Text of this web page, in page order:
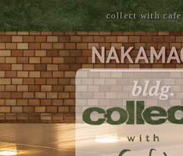
collect with cafe